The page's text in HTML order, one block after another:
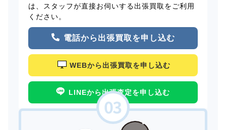
は、スタッフが直接お伺いする出張買取をご利用
ください。
電話から出張買取を申し込む
WEBから出張買取を申し込む
LINEから出張査定を申し込む